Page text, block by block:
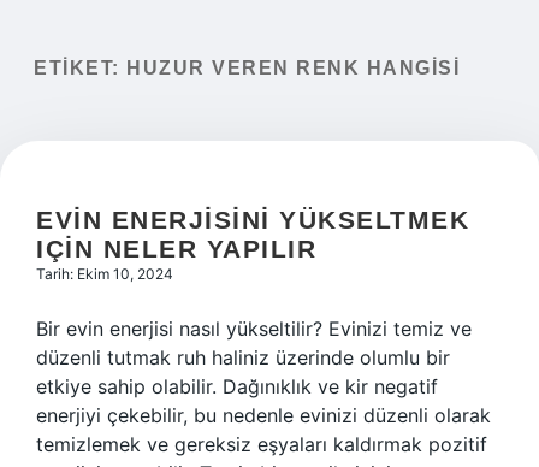
Yasal Uyarı
ETIKET: HUZUR VEREN RENK HANGISI
EVIN ENERJISINI YÜKSELTMEK
IÇIN NELER YAPILIR
Tarih: Ekim 10, 2024
Bir evin enerjisi nasıl yükseltilir? Evinizi temiz ve
düzenli tutmak ruh haliniz üzerinde olumlu bir
etkiye sahip olabilir. Dağınıklık ve kir negatif
enerjiyi çekebilir, bu nedenle evinizi düzenli olarak
temizlemek ve gereksiz eşyaları kaldırmak pozitif